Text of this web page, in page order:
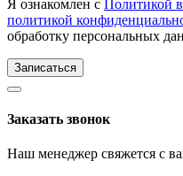
Я ознакомлен с Политикой
политикой
обработку персональных
Записаться
Заказать звонок
Наш менеджер свяжется с